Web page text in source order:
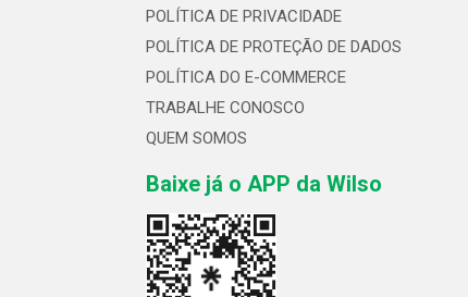
POLÍTICA DE PRIVACIDADE
POLÍTICA DE PROTEÇÃO DE DADOS
POLÍTICA DO E-COMMERCE
TRABALHE CONOSCO
QUEM SOMOS
Baixe já o APP da Wilso